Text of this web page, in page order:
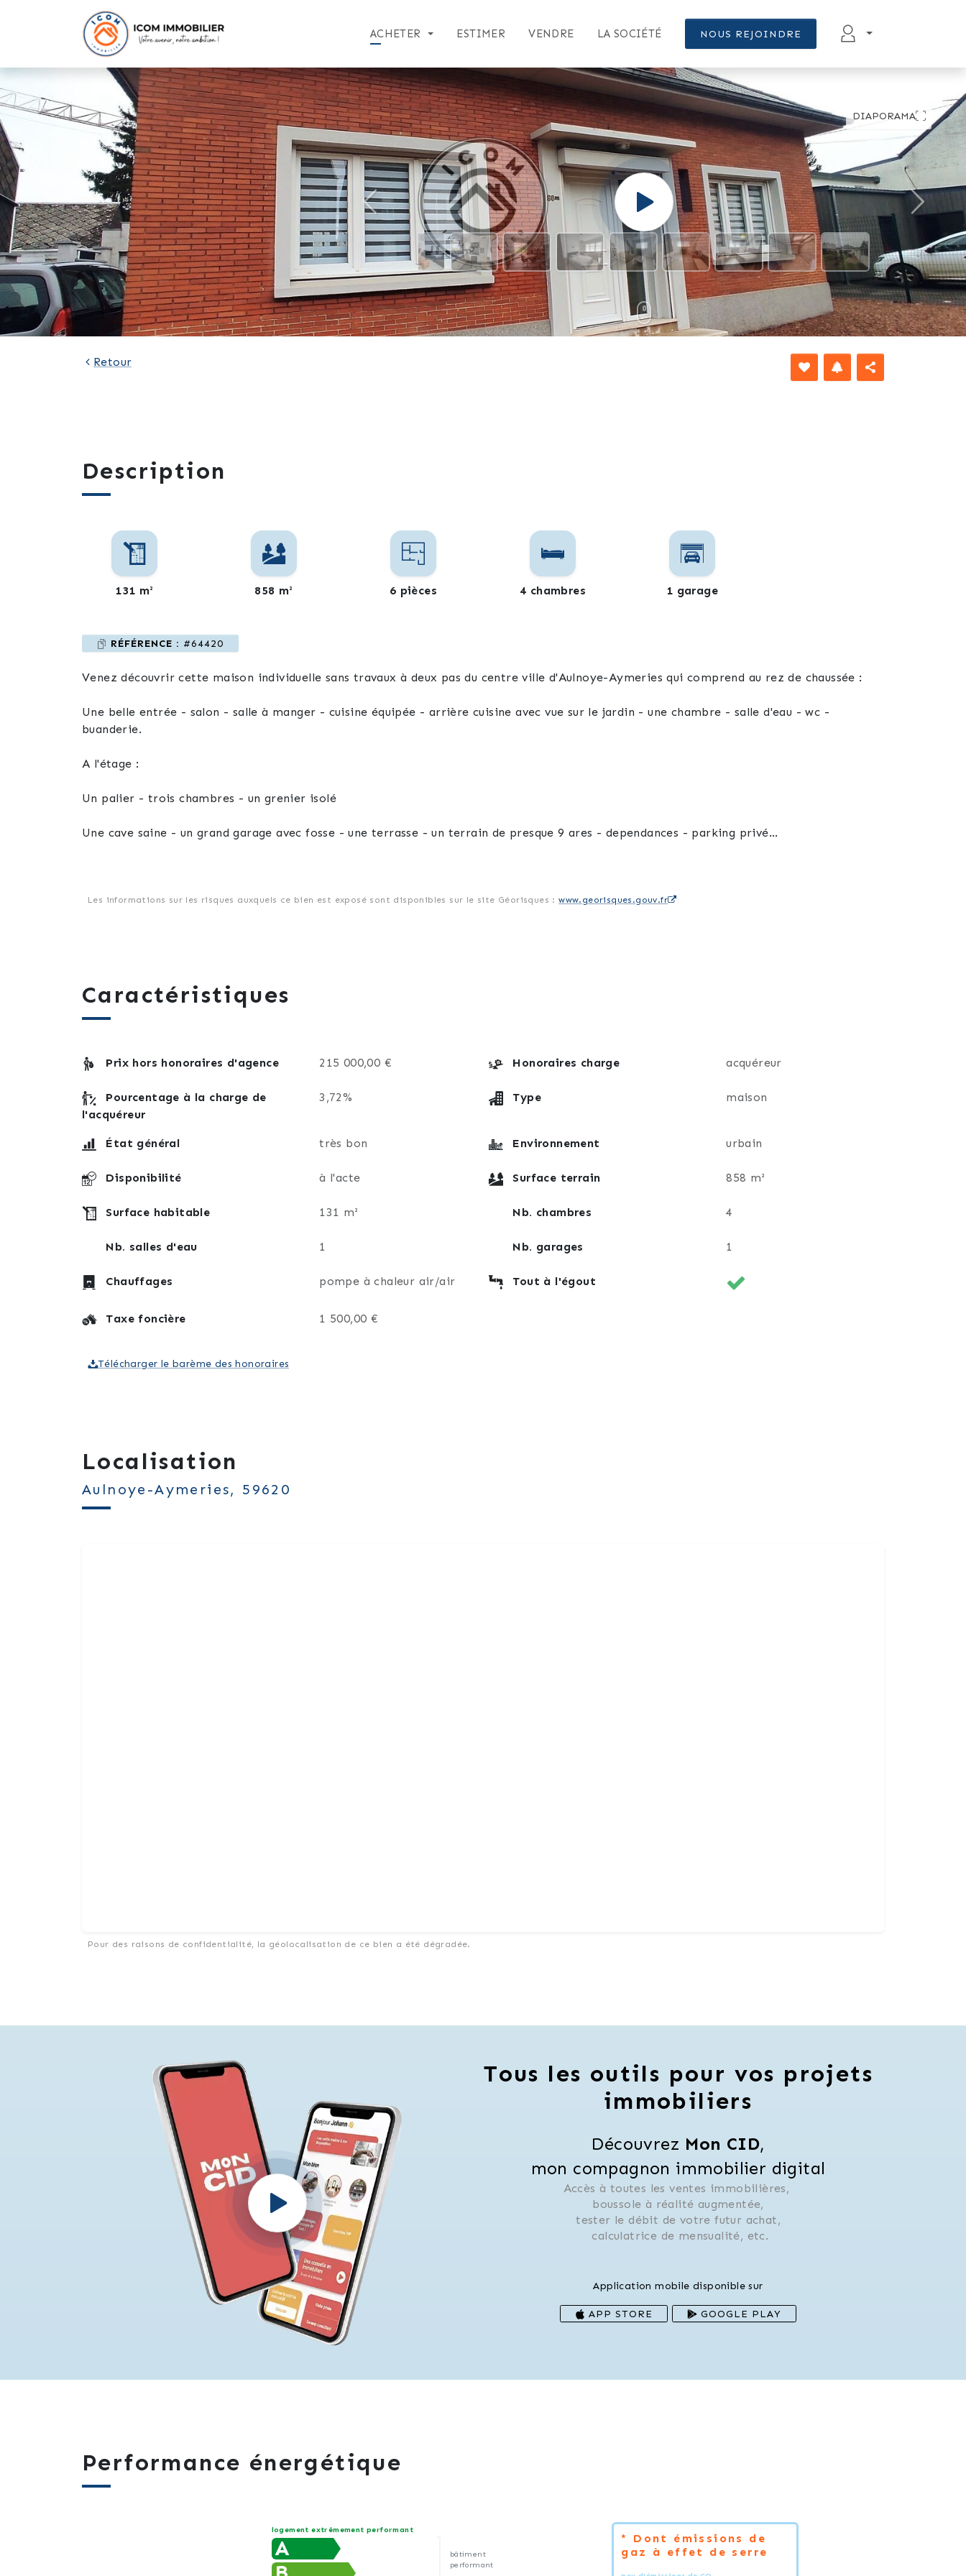
ACHETER ESTIMER VENDRE LA SOCIÉTÉ NOUS REJOINDRE
DIAPORAMA
DÉFILER VERS LE BAS
Retour
Description
131 m² 858 m² 6 pièces 4 chambres 1 garage
RÉFÉRENCE : #64420
Venez découvrir cette maison individuelle sans travaux à deux pas du centre ville d'Aulnoye-Aymeries qui comprend au rez de chaussée :
Une belle entrée - salon - salle à manger - cuisine équipée - arrière cuisine avec vue sur le jardin - une chambre - salle d'eau - wc -
buanderie.
A l'étage :
Un palier - trois chambres - un grenier isolé
Une cave saine - un grand garage avec fosse - une terrasse - un terrain de presque 9 ares - dependances - parking privé
Les informations sur les risques auxquels ce bien est exposé sont disponibles sur le site Géorisques :www.georisques.gouv.fr
Caractéristiques
Prix hors honoraires d'agence 215 000,00 € Honoraires charge acquéreur
Pourcentage à la charge de
l'acquéreur
3,72% Type maison
État général très bon Environnement urbain
Disponibilité à l'acte Surface terrain 858 m²
Surface habitable 131 m² Nb. chambres 4
Nb. salles d'eau 1 Nb. garages 1
Chauffages pompe à chaleur air/air Tout à l'égout
Taxe foncière 1 500,00 €
Télécharger le barème des honoraires
Localisation
Aulnoye-Aymeries, 59620
Pour des raisons de confidentialité, la géolocalisation de ce bien a été dégradée.
Tous les outils pour vos projets
immobiliers
Découvrez Mon CID,
mon compagnon immobilier digital
Accès à toutes les ventes immobilières,
boussole à réalité augmentée,
tester le débit de votre futur achat,
calculatrice de mensualité, etc.
Application mobile disponible sur
APP STORE GOOGLE PLAY
Performance énergétique
logement extrêmement performant
bâtiment
performant
A
* Dont émissions de
gaz à effet de serre